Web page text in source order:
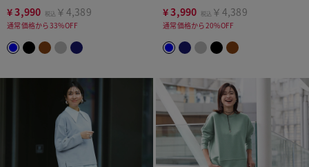
¥3,990 税込 ￥4,389
通常価格から33%OFF
¥3,990 税込 ￥4,389
通常価格から20%OFF